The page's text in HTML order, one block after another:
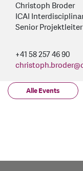
Christoph Broder
ICAI
Senior Projektleiter
+41 58 257 46 90
christoph.broder@
Alle Events